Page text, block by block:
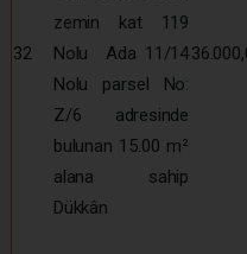
32
zemin kat 119
Nolu Ada 11/14
Nolu parsel No:
Z/6 adresinde
bulunan 15.00 m²
alana sahip
Dükkân